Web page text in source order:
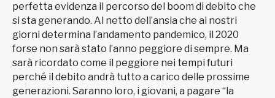
perfetta evidenza il percorso del boom di debito che
si sta generando. Al netto dell’ansia che ai nostri
giorni determina l’andamento pandemico, il 2020
forse non sarà stato l’anno peggiore di sempre. Ma
sarà ricordato come il peggiore nei tempi futuri
perché il debito andrà tutto a carico delle prossime
generazioni. Saranno loro, i giovani, a pagare “la